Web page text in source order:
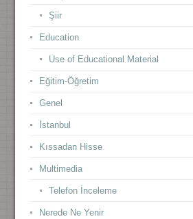
Şiir
Education
Use of Educational Material
Eğitim-Öğretim
Genel
İstanbul
Kıssadan Hisse
Multimedia
Telefon İnceleme
Nerede Ne Yenir